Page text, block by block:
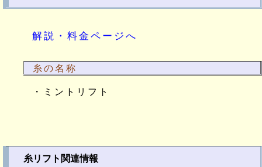
解説・料金ページへ
糸の名称
・ミントリフト
糸リフト関連情報